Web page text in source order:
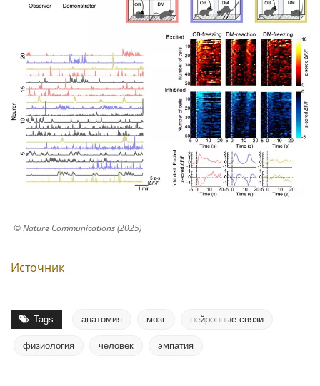
© Nature Communications (2025)
Источник
Tags анатомия мозг нейронные связи
физиология человек эмпатия